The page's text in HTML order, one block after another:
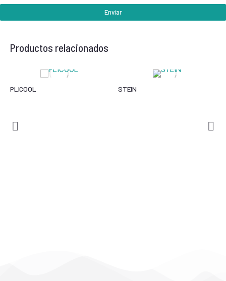
Enviar
Productos relacionados
PLICOOL STEIN